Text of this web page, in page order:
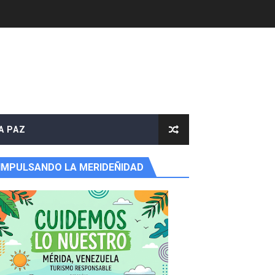
PAZ
IMPULSANDO LA MERIDEÑIDAD